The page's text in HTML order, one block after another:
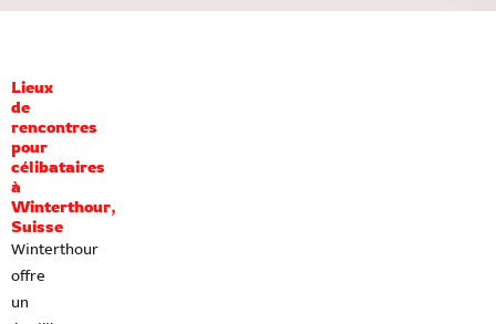
Lieux
de
rencontres
pour
célibataires
à
Winterthour,
Suisse
Winterthour
offre
un